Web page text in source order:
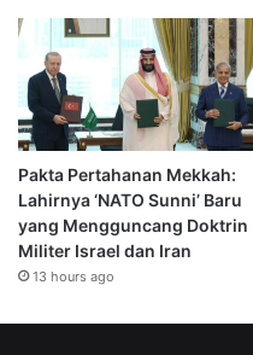
Pakta Pertahanan Mekkah:
Lahirnya ‘NATO Sunni’ Baru
yang Mengguncang Doktrin
Militer Israel dan Iran
13 hours ago